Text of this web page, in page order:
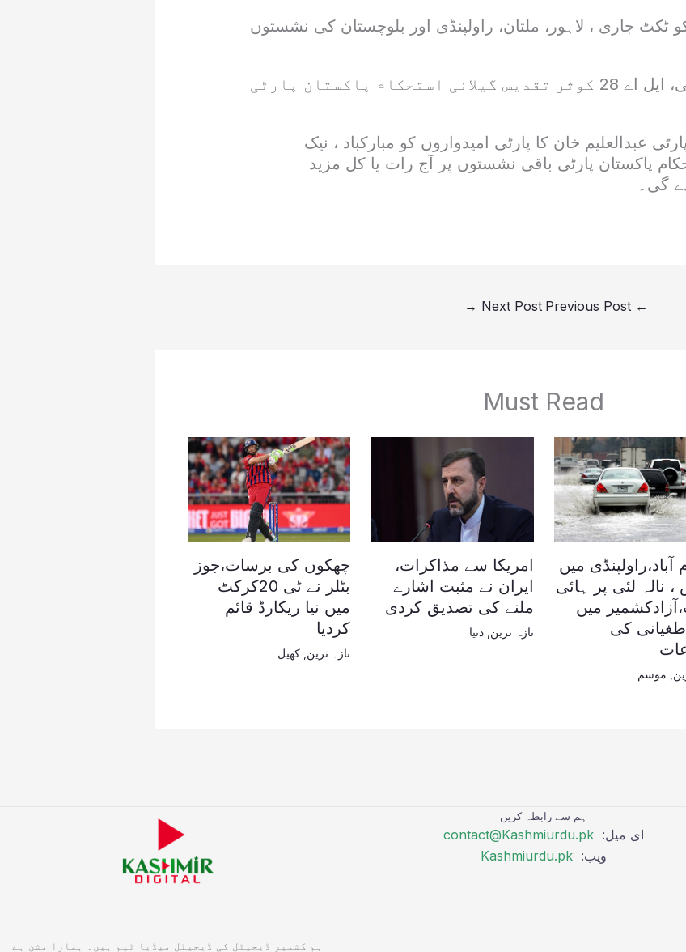
اعوان کو ٹکٹ جاری ، لاہور، ملتان، راولپنڈی اور بلوچستان کی نشستوں
ایل اے 6 علی شان سونی، ایل اے 28 کوثر تقدیس گیلانی استحکام پاکستان پارٹی
عبدالعلیم خان کا پارٹی امیدواروں کو مبارکباد ، نیک
پاکستان پارٹی باقی نشستوں پر آج رات یا کل مزید
گی۔
←
Next Post
→
Must Read
آباد،راولپنڈی میں
، نالہ لئی پر ہائی
میں
کی
موسم
امریکا سے مذاکرات،
ایران نے مثبت اشارے
ملنے کی تصدیق کردی
تازہ ترین ,دنیا
چھکوں کی برسات،جوز
بٹلر نے ٹی 20کرکٹ
میں نیا ریکارڈ قائم
کردیا
تازہ ترین کھیل
ہم سے رابطہ کریں
ای میل: contact@Kashmiurdu.pk
ویب: Kashmiurdu.pk
ہم کشمیر ڈیجیٹل کی ڈیجیٹل میڈیا ٹیم ہیں۔ ہمارا مشن ہے